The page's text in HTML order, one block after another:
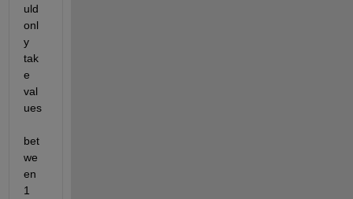
uld
onl
y
tak
e
val
ues
bet
we
en
1